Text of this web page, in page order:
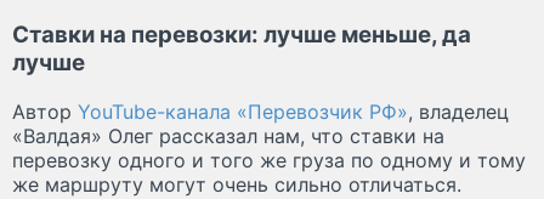
Ставки на перевозки: лучше меньше, да
лучше
Автор YouTube-канала «Перевозчик РФ», владелец
«Валдая» Олег рассказал нам, что ставки на
перевозку одного и того же груза по одному и тому
же маршруту могут очень сильно отличаться.